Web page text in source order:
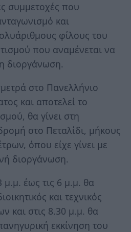
συμμετοχές που
και
φίλους του
που αναμένεται να
διοργάνωση.
στο Πανελλήνιο
και αποτελεί το
θα γίνει στη
στο Πεταλίδι, μήκους
όπου είχε γίνει με
διοργάνωση.
μ.μ. έως τις 6 μ.μ. θα
και τεχνικός
και στις 8.30 μ.μ. θα
εκκίνηση του